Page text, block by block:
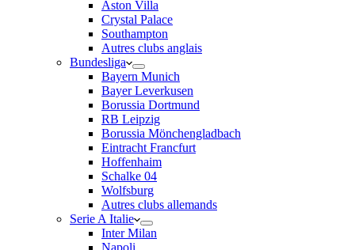
Aston Villa
Crystal Palace
Southampton
Autres clubs anglais
Bundesliga
Bayern Munich
Bayer Leverkusen
Borussia Dortmund
RB Leipzig
Borussia Mönchengladbach
Eintracht Francfurt
Hoffenhaim
Schalke 04
Wolfsburg
Autres clubs allemands
Serie A Italie
Inter Milan
Napoli